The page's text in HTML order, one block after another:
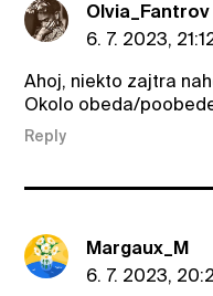
Olvia_Fantrov
6. 7. 2023,
Ahoj, niekto zajtra
Okolo obeda/
Reply
Margaux_M
6. 7. 2023,